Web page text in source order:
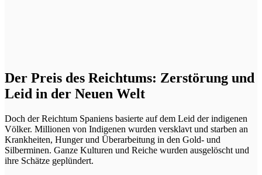
Der Preis des Reichtums: Zerstörung und
Leid in der Neuen Welt
Doch der Reichtum Spaniens basierte auf dem Leid der indigenen
Völker. Millionen von Indigenen wurden versklavt und starben an
Krankheiten, Hunger und Überarbeitung in den Gold- und
Silberminen. Ganze Kulturen und Reiche wurden ausgelöscht und
ihre Schätze geplündert.